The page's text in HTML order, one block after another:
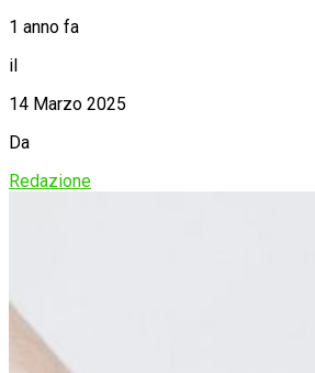
1 anno fa
il
14 Marzo 2025
Da
Redazione